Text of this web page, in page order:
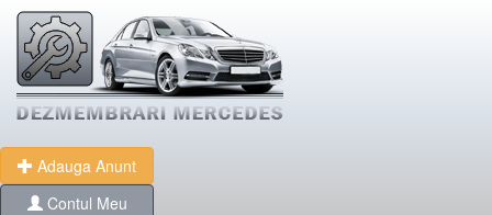
Adauga Anunt
Contul Meu